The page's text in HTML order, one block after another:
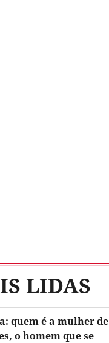
LIDAS
quem é a mulher de
o homem que se